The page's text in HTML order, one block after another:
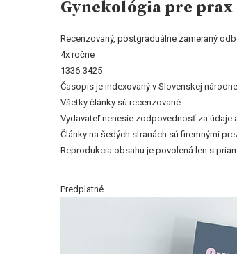
Gynekológia pre prax
Recenzovaný, postgraduálne zameraný
4x ročne
1336-3425
Časopis je indexovaný v Slovenskej
Všetky články sú recenzované.
Vydavateľ nenesie zodpovednosť za údaje
Články na šedých stranách sú firemnými
Reprodukcia obsahu je povolená len s
Predplatné